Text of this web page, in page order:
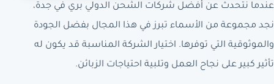
عندما نتحدث عن أفضل شركات الشحن الدولي بري في جدة،
نجد مجموعة من الأسماء تبرز في هذا المجال بفضل الجودة
والموثوقية التي توفرها. اختيار الشركة المناسبة قد يكون له
تأثير كبير على نجاح العمل وتلبية احتياجات الزبائن.